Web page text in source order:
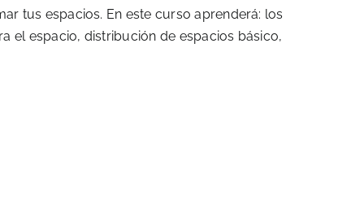
tus espacios. En este curso aprenderá: los
el espacio, distribución de espacios básico,